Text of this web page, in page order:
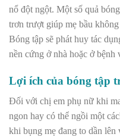
nổ đột ngột. Một số quả
trơn trượt giúp mẹ bầu
Bóng tập sẽ phát huy tác
nền cứng ở nhà hoặc ở bệnh
Lợi ích của bóng tập
Đối với chị em phụ nữ khi
ngon hay có thể ngồi một
khi bụng mẹ đang to dần